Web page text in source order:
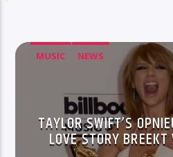
MUSIC NEWS
TAYLOR SWIFT’S
LOVE STORY BREEKT